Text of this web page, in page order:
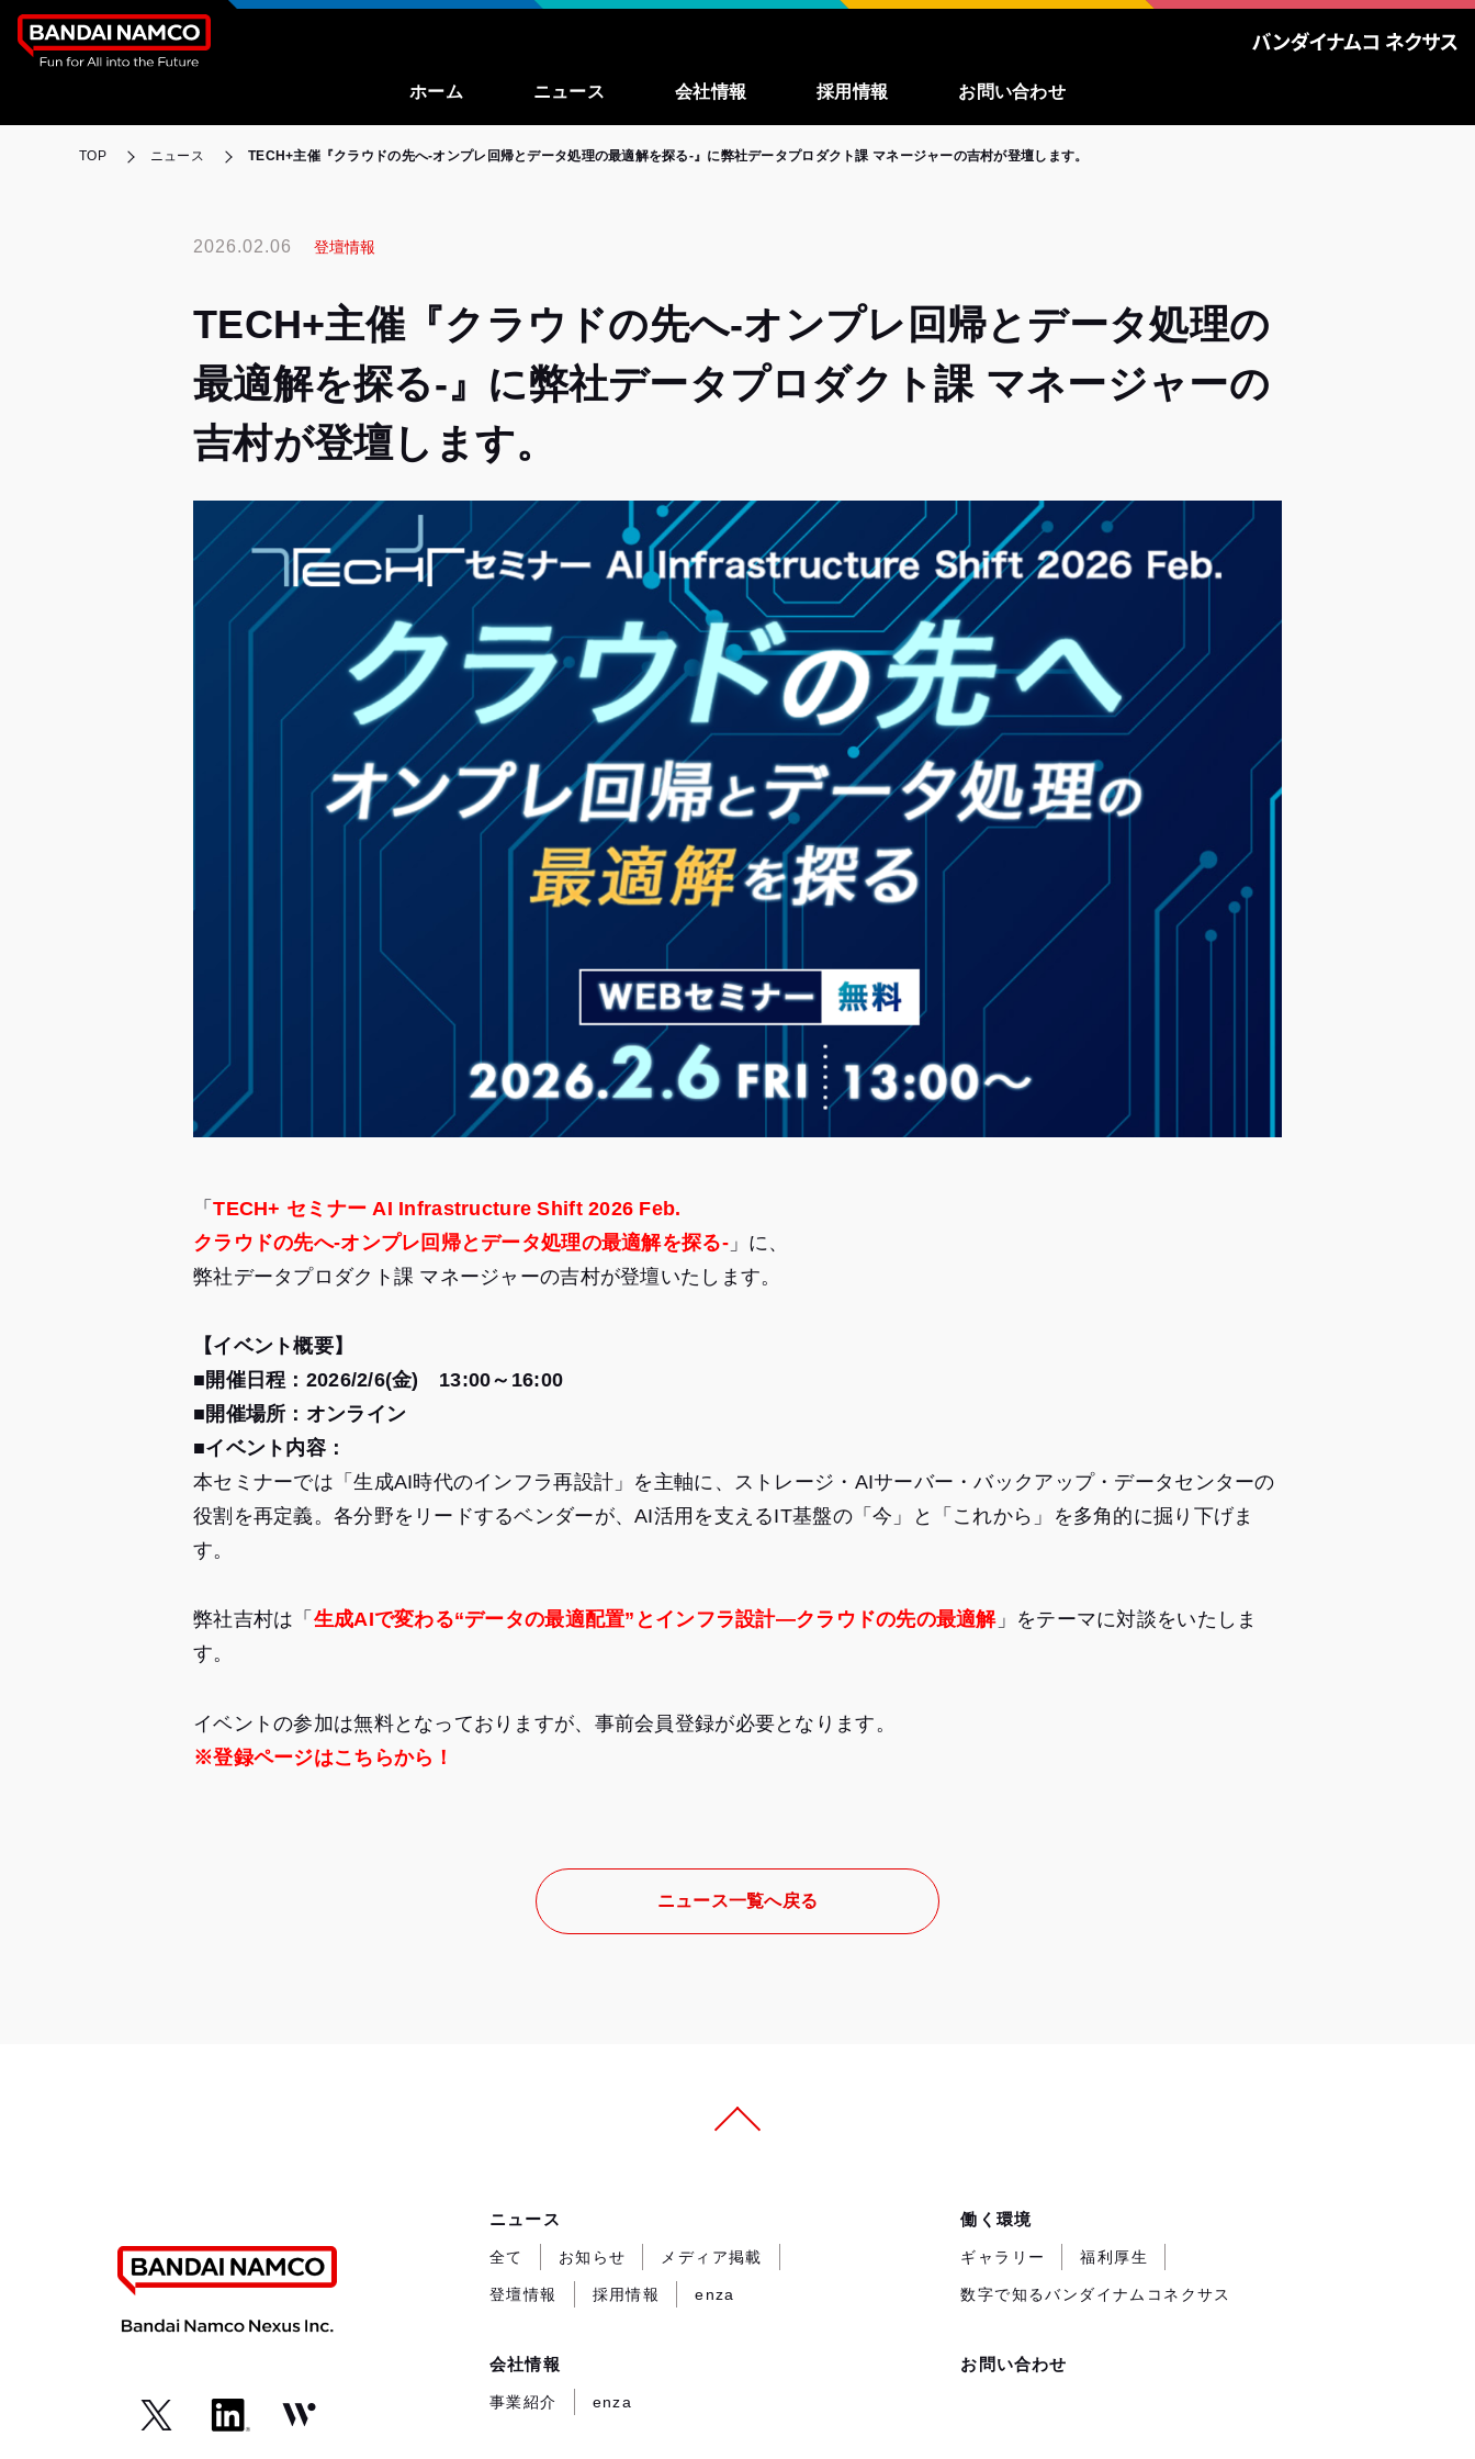
ホーム ニュース 会社情報
事業紹介
採用情報
募集職種一覧
インタビュー
よくある質問
サ
イ
ト
開
ま
す）
お問い合わせ
TOP ニュース TECH+主催『クラウドの先へ‐オンプレ回帰とデータ処理の最適解を探る‐』に弊社データプロダクト課 マネージャーの吉村が登壇します。
2026.02.06 登壇情報
TECH+主催『クラウドの先へ‐オンプレ回帰とデータ処理の
最適解を探る‐』に弊社データプロダクト課 マネージャーの
吉村が登壇します。
「TECH+ セミナー AI Infrastructure Shift 2026 Feb.
クラウドの先へ‐オンプレ回帰とデータ処理の最適解を探る‐」に、
弊社データプロダクト課 マネージャーの吉村が登壇いたします。
【イベント概要】
■開催日程：2026/2/6(金) 13:00～16:00
■開催場所：オンライン
■イベント内容：
本セミナーでは「生成AI時代のインフラ再設計」を主軸に、ストレージ・AIサーバー・バックアップ・データセンターの
役割を再定義。各分野をリードするベンダーが、AI活用を支えるIT基盤の「今」と「これから」を多角的に掘り下げま
す。
弊社吉村は「 生成AIで変わる“データの最適配置”とインフラ設計—クラウドの先の最適解」をテーマに対談をいたしま
す。
イベントの参加は無料となっておりますが、事前会員登録が必要となります。
※登録ページはこちらから！
ニュース一覧へ戻る
ニュース
全て お知らせ メディア掲載
登壇情報 採用情報 enza
会社情報
事業紹介 enza
働く環境
ギャラリー 福利厚生
数字で知るバンダイナムコネクサス
お問い合わせ